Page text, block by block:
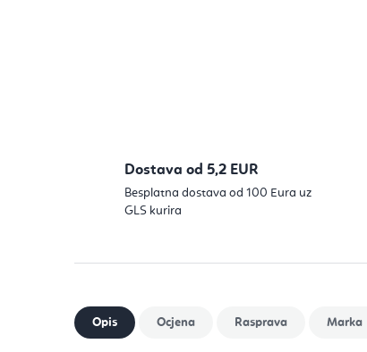
Dostava od 5,2 EUR
Besplatna dostava od 100 Eura uz
GLS kurira